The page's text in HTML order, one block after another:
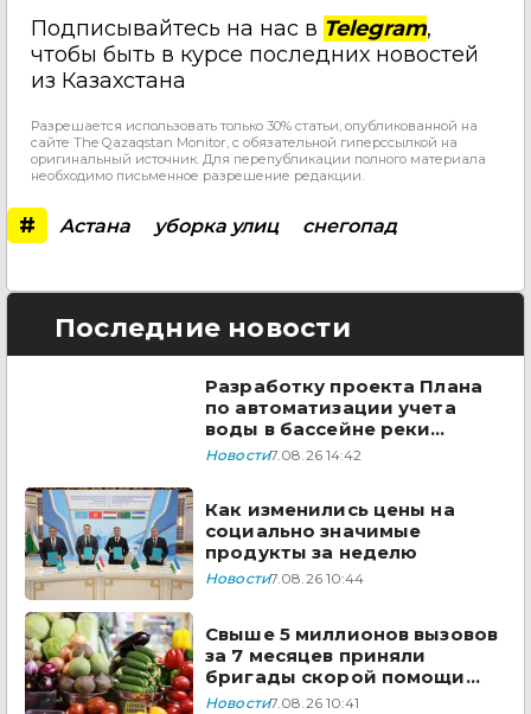
Подписывайтесь на нас в Telegram,
чтобы быть в курсе последних новостей
из Казахстана
Разрешается использовать только 30% статьи, опубликованной на
сайте The Qazaqstan Monitor, с обязательной гиперссылкой на
оригинальный источник. Для перепубликации полного материала
необходимо письменное разрешение редакции.
# Астана уборка улиц снегопад
Последние новости
Разработку проекта Плана
по автоматизации учета
воды в бассейне реки
Сырдарья одобрили
Новости7.08.26 14:42
Как изменились цены на
социально значимые
продукты за неделю
Новости7.08.26 10:44
Свыше 5 миллионов вызовов
за 7 месяцев приняли
бригады скорой помощи
Казахстана
Новости7.08.26 10:41